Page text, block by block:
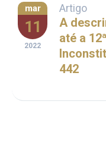
mar
11
2022
Artigo
A
até a
442